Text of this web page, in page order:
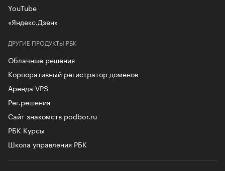
ДРУГИЕ ПРОДУКТЫ РБК
Облачные решения
Корпоративный регистратор доменов
Аренда VPS
Рег.решения
Сайт знакомств podbor.ru
РБК Курсы
Школа управления РБК
YouTube
«Яндекс.Дзен»